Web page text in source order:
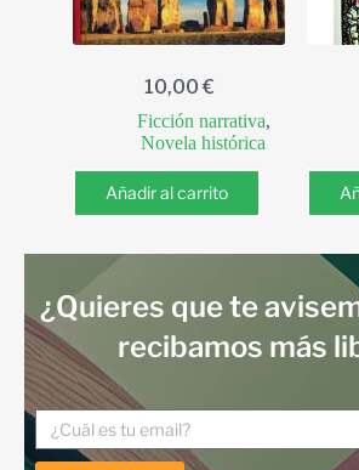
10,00 €
Ficción narrativa,
Novela histórica
Añadir al carrito
¿Quieres que te
recibamos más